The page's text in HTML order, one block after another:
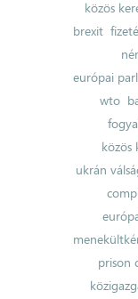
közös
brexit
európai
wto
közös
ukrán
prison